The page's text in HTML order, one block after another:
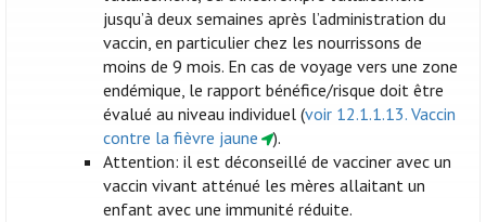
jusqu’à deux semaines après l’administration du
vaccin, en particulier chez les nourrissons de
moins de 9 mois. En cas de voyage vers une zone
endémique, le rapport bénéfice/risque doit être
évalué au niveau individuel (voir 12.1.1.13. Vaccin
contre la fièvre jaune
).
Attention: il est déconseillé de vacciner avec un
vaccin vivant atténué les mères allaitant un
enfant avec une immunité réduite.